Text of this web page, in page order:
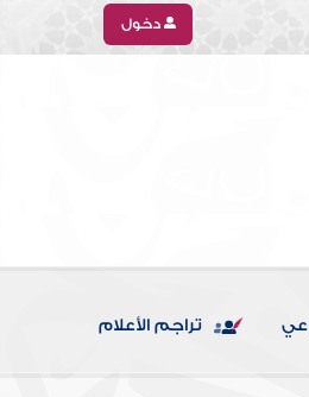
دخول
تراجم الأعلام